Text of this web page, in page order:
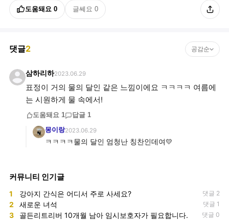
도움돼요 0 글쎄요 0
댓글2 공감순
삼하리하2023.06.29
표정이 거의 물의 달인 같은 느낌이에요 ㅋㅋㅋㅋ 여름에
는 시원하게 물 속에서!
도움돼요 1 답글 1
몽이랑2023.06.29
ㅋㅋㅋㅋ물의 달인 엄청난 칭찬인데여💛
커뮤니티 인기글
1 강아지 간식은 어디서 주로 사세요? 댓글 2
2 새로운 녀석 댓글 1
3 골든리트리버 10개월 남아 임시보호자가 필요합니다. 댓글 0